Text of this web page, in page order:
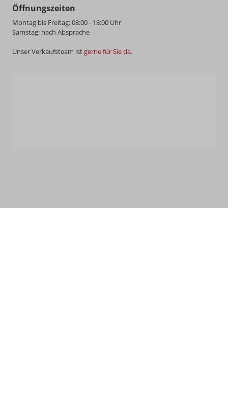
Öffnungszeiten
Montag bis Freitag: 08:00 - 18:00 Uhr
Samstag: nach Absprache
Unser Verkaufsteam ist gerne für Sie da.